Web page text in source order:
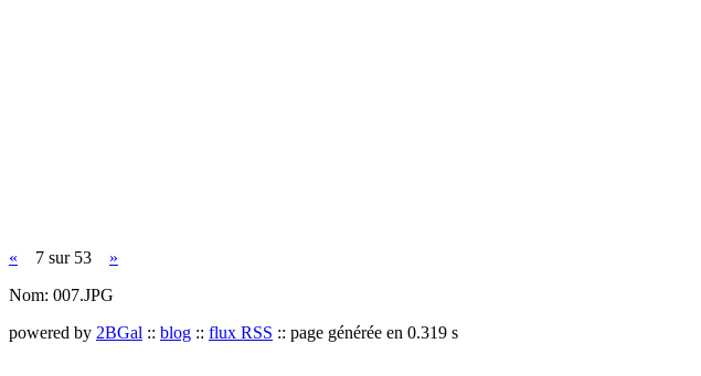
« 7 sur 53 »
Nom: 007.JPG
powered by 2BGal :: blog :: flux RSS :: page générée en 0.319 s